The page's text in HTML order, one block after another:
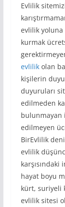
Evlilik
evlilik
kurmak
evlilikolan
kişilerin
duyuruları
edilmeden
bulunmayan
edilmeyen
BirEvlilik
evlilik
hayat boyu
kürt, suriyeli
evlilik sitesi